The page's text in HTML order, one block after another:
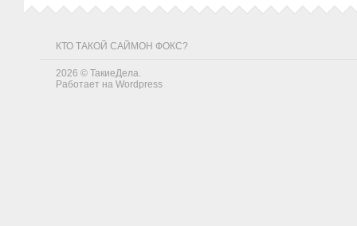
КТО ТАКОЙ САЙМОН ФОКС?
2026 © ТакиеДела.
Работает на Wordpress